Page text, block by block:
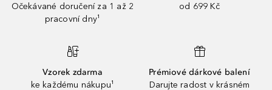
Očekávané doručení za 1 až 2
pracovní dny¹
od 699 Kč
Vzorek zdarma
ke každému nákupu¹
Prémiové dárkové balení
Darujte radost v krásném